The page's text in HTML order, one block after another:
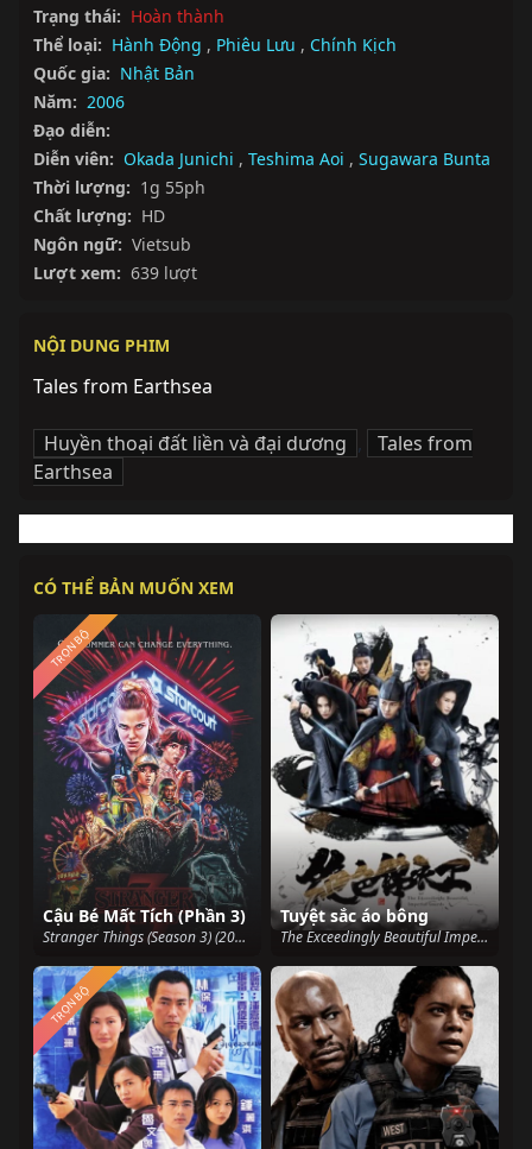
Trạng thái: Hoàn thành
Thể loại: Hành Động , Phiêu Lưu , Chính Kịch
Quốc gia: Nhật Bản
Năm: 2006
Đạo diễn:
Diễn viên: Okada Junichi , Teshima Aoi , Sugawara Bunta
Thời lượng: 1g 55ph
Chất lượng: HD
Ngôn ngữ: Vietsub
Lượt xem: 639 lượt
NỘI DUNG PHIM
Tales from Earthsea
Huyền thoại đất liền và đại dương ,
Tales from
Earthsea
CÓ THỂ BẢN MUỐN XEM
Cậu Bé Mất Tích (Phần 3)
Stranger Things (Season 3) (2019)
TRỌN BỘ
Tuyệt sắc áo bông
The Exceedingly Beautiful Imperial Gaurds (2017)
TRỌN BỘ